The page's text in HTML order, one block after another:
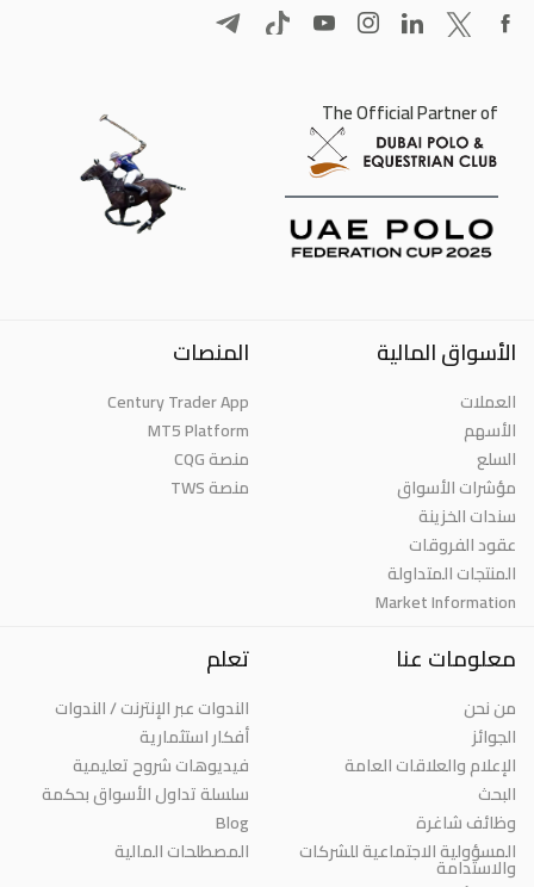
The Official Partner of
الأسواق المالية
العملات
الأسهم
السلع
مؤشرات الأسواق
سندات الخزينة
عقود الفروقات
المنتجات المتداولة
Market Information
المنصات
Century Trader App
MT5 Platform
منصة CQG
منصة TWS
معلومات عنا
من نحن
الجوائز
الإعلام والعلاقات العامة
البحث
وظائف شاغرة
المسؤولية الاجتماعية للشركات
والاستدامة
تعلم
الندوات عبر الإنترنت / الندوات
أفكار استثمارية
فيديوهات شروح تعليمية
سلسلة تداول الأسواق بحكمة
Blog
المصطلحات المالية